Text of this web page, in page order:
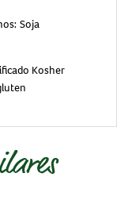
Soja
Kosher